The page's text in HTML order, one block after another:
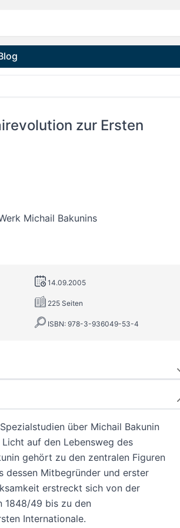
zur Ersten
Michail Bakunins
14.09.2005
225 Seiten
ISBN: 978-3-936049-53-4
über Michail Bakunin
auf den Lebensweg des
gehört zu den zentralen Figuren
dessen Mitbegründer und erster
erstreckt sich von der
1848/49 bis zu den
Internationale.